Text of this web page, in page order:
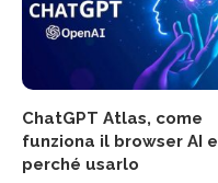
ChatGPT Atlas, come
funziona il browser AI e
perché usarlo